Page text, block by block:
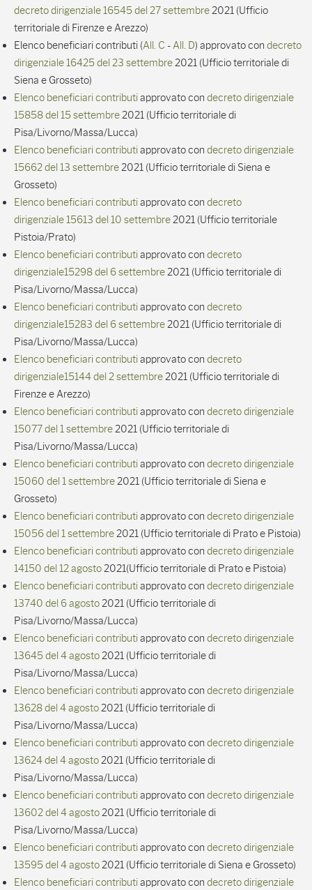
decreto dirigenziale 16545 del 27 settembre2021 (Ufficio
territoriale di Firenze e Arezzo)
Elenco beneficiari contributi (All. C -All. D) approvato con decreto
dirigenziale 16425 del 23 settembre2021 (Ufficio territoriale di
Siena e Grosseto)
Elenco beneficiari contributi approvato con decreto dirigenziale
15858 del 15 settembre2021 (Ufficio territoriale di
Pisa/Livorno/Massa/Lucca)
Elenco beneficiari contributi approvato con decreto dirigenziale
15662 del 13 settembre2021 (Ufficio territoriale di Siena e
Grosseto)
Elenco beneficiari contributi approvato con decreto
dirigenziale 15613 del 10 settembre2021 (Ufficio territoriale
Pistoia/Prato)
Elenco beneficiari contributi approvato con decreto
dirigenziale15298 del 6 settembre2021 (Ufficio territoriale di
Pisa/Livorno/Massa/Lucca)
Elenco beneficiari contributi approvato con decreto
dirigenziale15283 del 6 settembre2021 (Ufficio territoriale di
Pisa/Livorno/Massa/Lucca)
Elenco beneficiari contributi approvato con decreto
dirigenziale15144 del 2 settembre2021 (Ufficio territoriale di
Firenze e Arezzo)
Elenco beneficiari contributi approvato con decreto dirigenziale
15077 del 1 settembre2021 (Ufficio territoriale di
Pisa/Livorno/Massa/Lucca)
Elenco beneficiari contributi approvato con decreto dirigenziale
15060 del 1 settembre2021 (Ufficio territoriale di Siena e
Grosseto)
Elenco beneficiari contributi approvato con decreto dirigenziale
15056 del 1 settembre2021 (Ufficio territoriale di Prato e Pistoia)
Elenco beneficiari contributi approvato con decreto dirigenziale
14150 del 12 agosto2021(Ufficio territoriale di Prato e Pistoia)
Elenco beneficiari contributi approvato con decreto dirigenziale
13740 del 6 agosto2021 (Ufficio territoriale di
Pisa/Livorno/Massa/Lucca)
Elenco beneficiari contributi approvato con decreto dirigenziale
13645 del 4 agosto2021 (Ufficio territoriale di
Pisa/Livorno/Massa/Lucca)
Elenco beneficiari contributi approvato con decreto dirigenziale
13628 del 4 agosto2021 (Ufficio territoriale di
Pisa/Livorno/Massa/Lucca)
Elenco beneficiari contributi approvato con decreto dirigenziale
13624 del 4 agosto2021 (Ufficio territoriale di
Pisa/Livorno/Massa/Lucca)
Elenco beneficiari contributi approvato con decreto dirigenziale
13602 del 4 agosto2021 (Ufficio territoriale di
Pisa/Livorno/Massa/Lucca)
Elenco beneficiari contributi approvato con decreto dirigenziale
13595 del 4 agosto2021 (Ufficio territoriale di Siena e Grosseto)
Elenco beneficiari contributi approvato con decreto dirigenziale